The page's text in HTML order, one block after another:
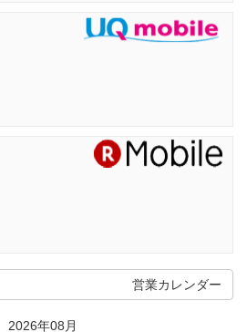
営業カレンダー
2026年08月